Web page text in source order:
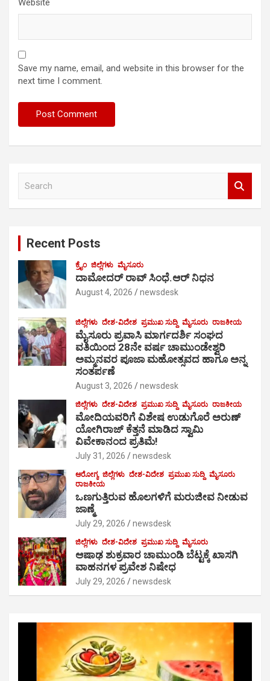
Website
Save my name, email, and website in this browser for the
next time I comment.
Recent Posts
ಕ್ರೈಂ ಜಿಲ್ಲೆಗಳು ಮೈಸೂರು
ದಾಮೋದರ್ ರಾವ್ ಸಿಂಧೆ.ಆರ್ ನಿಧನ
August 4, 2026 newsdesk
ಜಿಲ್ಲೆಗಳು ದೇಶ-ವಿದೇಶ ಪ್ರಮುಖ ಸುದ್ದಿ ಮೈಸೂರು ರಾಜಕೀಯ
ಮೈಸೂರು ಪ್ರವಾಸಿ ಮಾರ್ಗದರ್ಶಿ ಸಂಘದ
ವತಿಯಿಂದ 28ನೇ ವರ್ಷ ಚಾಮುಂಡೇಶ್ವರಿ
ಅಮ್ಮನವರ ಪೂಜಾ ಮಹೋತ್ಸವದ ಹಾಗೂ ಅನ್ನ
ಸಂತರ್ಪಣೆ
August 3, 2026 newsdesk
ಜಿಲ್ಲೆಗಳು ದೇಶ-ವಿದೇಶ ಪ್ರಮುಖ ಸುದ್ದಿ ಮೈಸೂರು ರಾಜಕೀಯ
ಮೋದಿಯವರಿಗೆ ವಿಶೇಷ ಉಡುಗೊರೆ ಅರುಣ್
ಯೋಗಿರಾಜ್ ಕೆತ್ತನೆ ಮಾಡಿದ ಸ್ವಾಮಿ
ವಿವೇಕಾನಂದ ಪ್ರತಿಮೆ!
July 31, 2026 newsdesk
ಆರೋಗ್ಯ ಜಿಲ್ಲೆಗಳು ದೇಶ-ವಿದೇಶ ಪ್ರಮುಖ ಸುದ್ದಿ ಮೈಸೂರು
ರಾಜಕೀಯ
ಒಣಗುತ್ತಿರುವ ಹೊಲಗಳಿಗೆ ಮರುಜೀವ ನೀಡುವ
ಜಾಣ್ಮೆ
July 29, 2026 newsdesk
ಜಿಲ್ಲೆಗಳು ದೇಶ-ವಿದೇಶ ಪ್ರಮುಖ ಸುದ್ದಿ ಮೈಸೂರು
ಆಷಾಢ ಶುಕ್ರವಾರ ಚಾಮುಂಡಿ ಬೆಟ್ಟಕ್ಕೆ ಖಾಸಗಿ
ವಾಹನಗಳ ಪ್ರವೇಶ ನಿಷೇಧ
July 29, 2026 newsdesk